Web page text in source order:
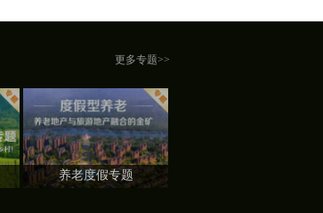
更多专题>>
养老度假专题